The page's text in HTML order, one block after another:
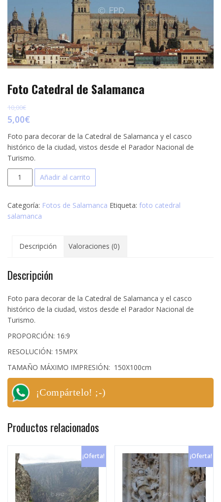
Foto Catedral de Salamanca
10,00€
5,00€
Foto para decorar de la Catedral de Salamanca y el casco
histórico de la ciudad, vistos desde el Parador Nacional de
Turismo.
Foto
Catedral
Salamanca
cantidad
Añadir al carrito
Categoría: Fotos de Salamanca Etiqueta: foto catedral
salamanca
Descripción Valoraciones (0)
Descripción
Foto para decorar de la Catedral de Salamanca y el casco
histórico de la ciudad, vistos desde el Parador Nacional de
Turismo.
PROPORCIÓN: 16:9
RESOLUCIÓN: 15MPX
TAMAÑO MÁXIMO IMPRESIÓN: 150X100cm
¡Compártelo! ;-)
Productos relacionados
¡Oferta! ¡Oferta!
t
i
r